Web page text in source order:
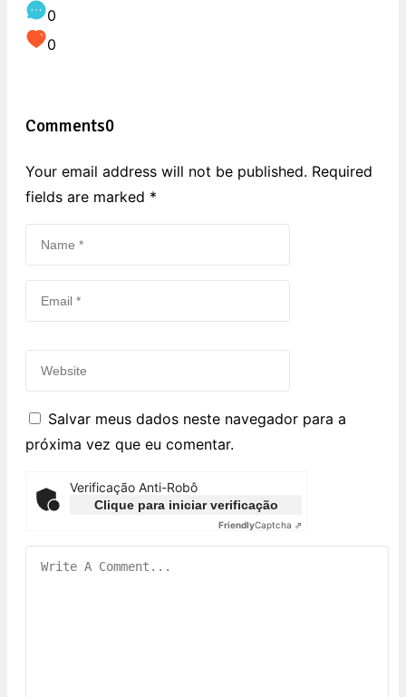
0
0
Comments0
Your email address will not be published. Required
fields are marked *
Salvar meus dados neste navegador para a
próxima vez que eu comentar.
Verificação Anti-Robô
Clique para iniciar verificação
FriendlyCaptcha ⇗